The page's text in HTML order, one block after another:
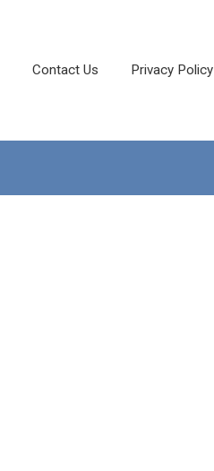
Contact Us Privacy Policy